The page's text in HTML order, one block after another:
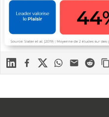
LinkedinFacebook
X WhatsApp
Mail Reddit